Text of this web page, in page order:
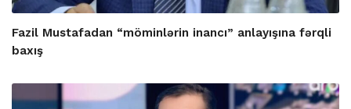
Fazil Mustafadan “möminlərin inancı” anlayışına fərqli
baxış